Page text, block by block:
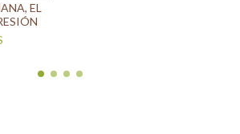
EL